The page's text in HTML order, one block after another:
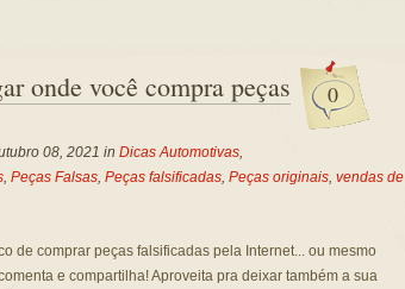
0
onde você compra peças
08, 2021 in Dicas Automotivas,
, Peças Falsas, Peças falsificadas, Peças originais, vendas de
de comprar peças falsificadas pela Internet... ou mesmo
e compartilha! Aproveita pra deixar também a sua